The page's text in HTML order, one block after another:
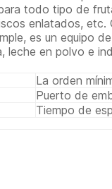
todo tipo de
enlatados, etc.
es un equipo
leche en polvo e
La orden
Puerto de
Tiempo de